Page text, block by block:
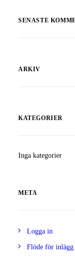
SENASTE
ARKIV
KATEGORIER
Inga kategorier
META
Logga in
Flöde för inlägg